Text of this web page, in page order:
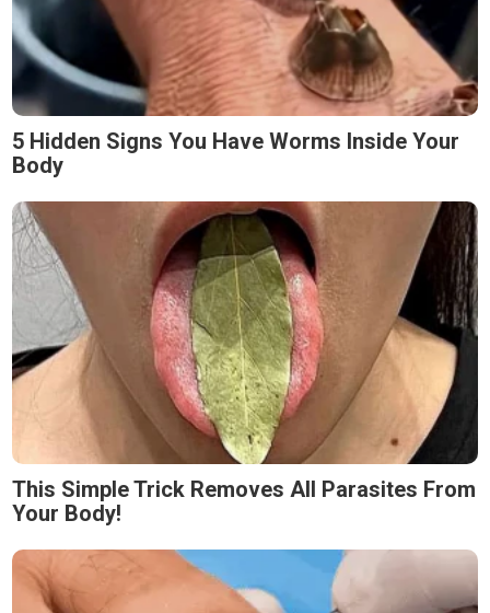
5 Hidden Signs You Have Worms Inside Your
Body
This Simple Trick Removes All Parasites From
Your Body!